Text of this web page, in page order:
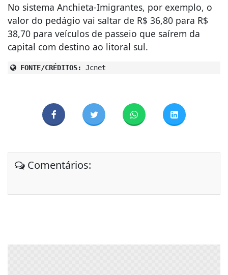
No sistema Anchieta-Imigrantes, por exemplo, o
valor do pedágio vai saltar de R$ 36,80 para R$
38,70 para veículos de passeio que saírem da
capital com destino ao litoral sul.
FONTE/CRÉDITOS: Jcnet
Comentários: